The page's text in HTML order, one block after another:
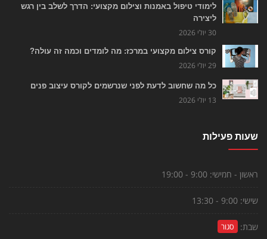
לימודי טיפול באמנות וצילום מקצועי: הדרך לשלב בין רגש
ליצירה
30 יולי 2026
קורס צילום מקצועי במרכז: מה לומדים וכמה זה עולה?
29 יולי 2026
כל מה שחשוב לדעת לפני שנרשמים לקורס עיצוב פנים
13 יולי 2026
שעות פעילות
ראשון - חמישי: 9:00 - 19:00
שישי: 9:00 - 13:30
שבת: סגור